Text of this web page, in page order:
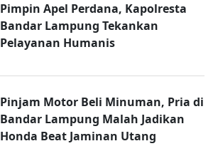
Pimpin Apel Perdana, Kapolresta
Bandar Lampung Tekankan
Pelayanan Humanis
Pinjam Motor Beli Minuman, Pria di
Bandar Lampung Malah Jadikan
Honda Beat Jaminan Utang